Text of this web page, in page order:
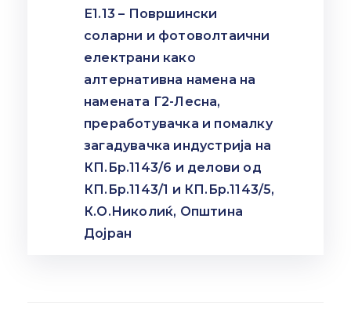
Е1.13 – Површински
соларни и фотоволтаични
електрани како
алтернативна намена на
намената Г2-Лесна,
преработувачка и помалку
загадувачка индустрија на
КП.Бр.1143/6 и делови од
КП.Бр.1143/1 и КП.Бр.1143/5,
К.О.Николиќ, Општина
Дојран